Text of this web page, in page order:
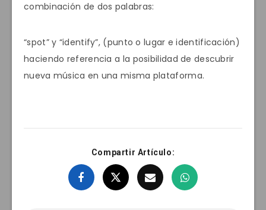
combinación de dos palabras:
“spot” y “identify”, (punto o lugar e identificación)
haciendo referencia a la posibilidad de descubrir
nueva música en una misma plataforma.
Compartir Artículo: